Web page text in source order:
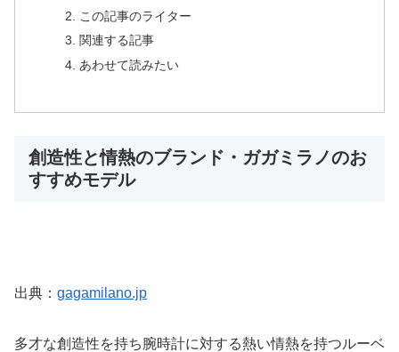
この記事のライター
関連する記事
あわせて読みたい
創造性と情熱のブランド・ガガミラノのお
すすめモデル
出典： gagamilano.jp
多才な創造性を持ち腕時計に対する熱い情熱を持つルーベ